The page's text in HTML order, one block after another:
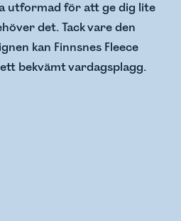
utformad för att ge dig lite
det. Tack vare den
kan Finnsnes Fleece
bekvämt vardagsplagg.